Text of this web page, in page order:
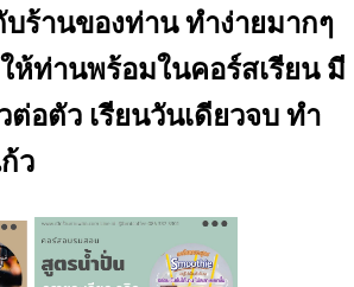
บร้านของท่าน ทำง่ายมากๆ
ห้ท่านพร้อมในคอร์สเรียน มี
อตัว เรียนวันเดียวจบ ทำ
ว